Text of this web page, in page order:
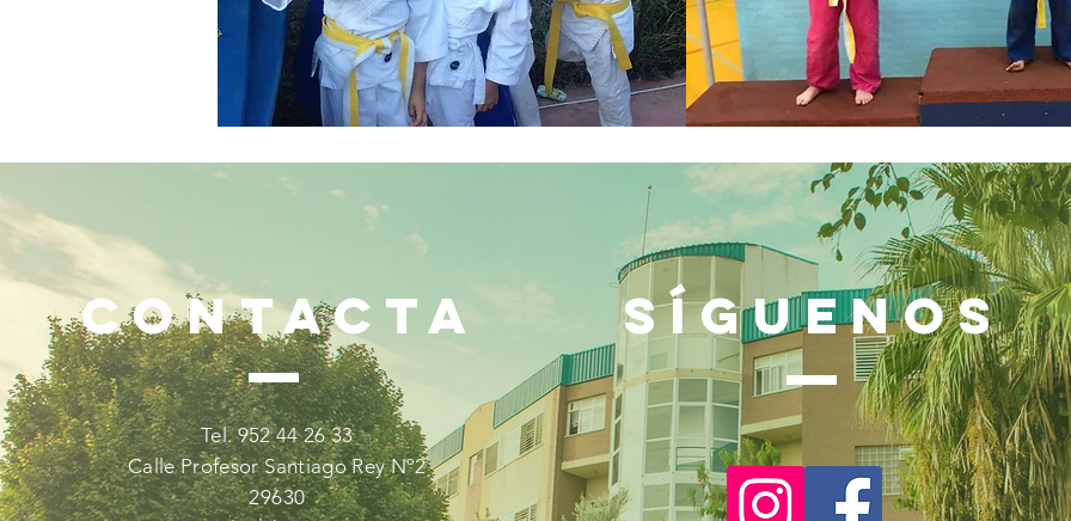
CONTACTA
Tel. 952 44 26 33
Calle Profesor Santiago Rey Nº2
29630
SÍGUENOS